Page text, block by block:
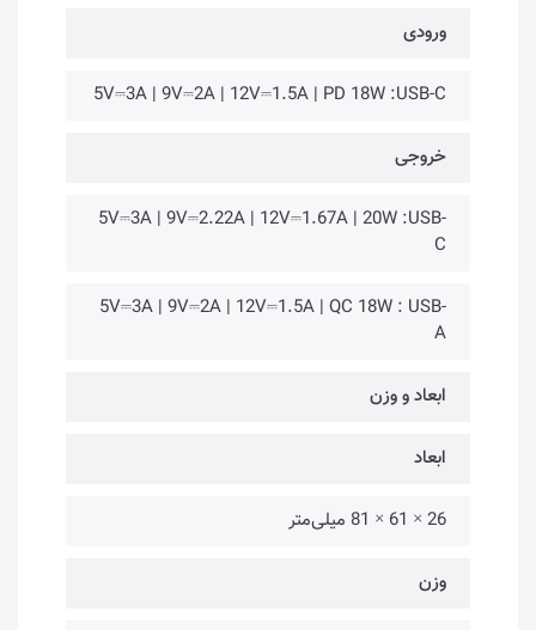
ورودی
5V⎓3A | 9V⎓2A | 12V⎓1.5A | PD 18W :USB-C
خروجی
5V⎓3A | 9V⎓2.22A | 12V⎓1.67A | 20W :USB-
C
5V⎓3A | 9V⎓2A | 12V⎓1.5A | QC 18W : USB-
A
ابعاد و وزن
ابعاد
26 × 61 × 81 میلی‌متر
وزن